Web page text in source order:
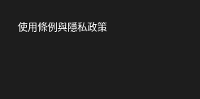
使用條例與隱私政策